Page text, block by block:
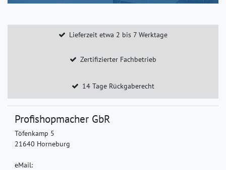
Lieferzeit etwa 2 bis 7 Werktage
Zertifizierter Fachbetrieb
14 Tage Rückgaberecht
Profishopmacher GbR
Töfenkamp 5
21640 Horneburg
eMail: